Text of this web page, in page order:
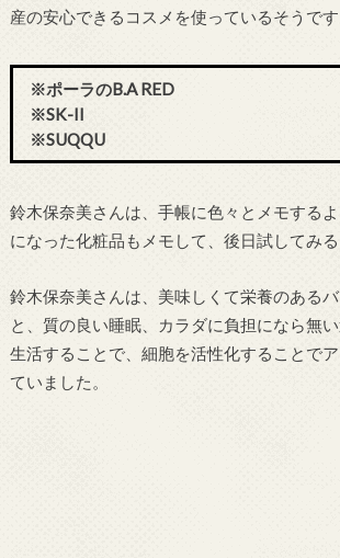
産の安心できるコスメを使っているそうです
※ポーラのB.A RED
※SK-II
※SUQQU
鈴木保奈美さんは、手帳に色々とメモする
になった化粧品もメモして、後日試してみる
鈴木保奈美さんは、美味しくて栄養のある
と、質の良い睡眠、カラダに負担になら無
生活することで、細胞を活性化することで
ていました。